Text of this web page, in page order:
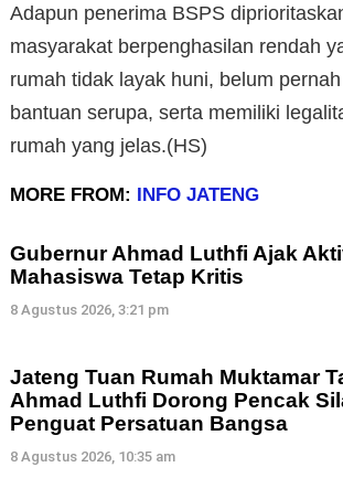
Adapun penerima BSPS
masyarakat berpenghasilan rendah
rumah tidak layak huni, belum
bantuan serupa, serta memiliki
rumah yang jelas.(HS)
MORE FROM: INFO JATENG
Gubernur Ahmad Luthfi Ajak
Mahasiswa Tetap Kritis
8 Agustus 2026, 3:21 pm
Jateng Tuan Rumah Muktamar
Ahmad Luthfi Dorong Pencak
Penguat Persatuan Bangsa
8 Agustus 2026, 10:35 am